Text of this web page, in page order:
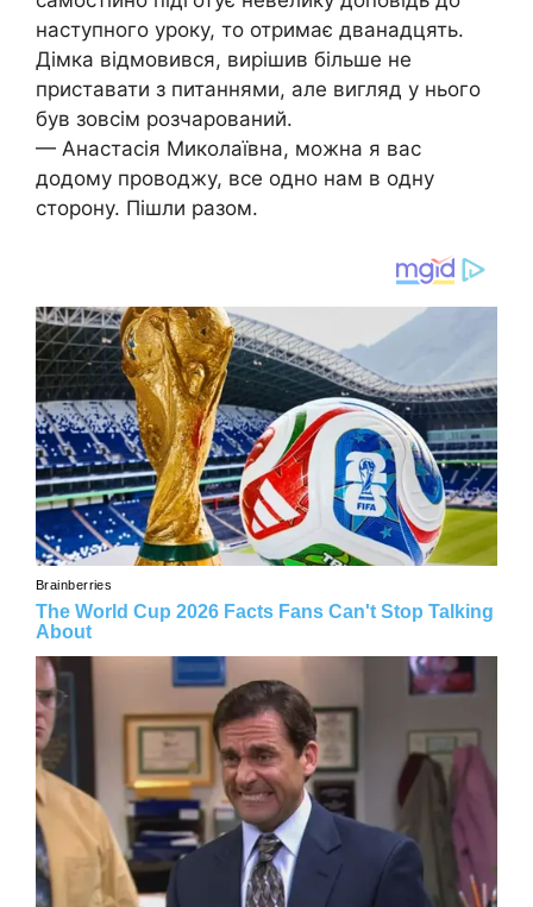
наступного уроку, то отримає дванадцять.
Дімка відмовився, вирішив більше не
приставати з питаннями, але вигляд у нього
був зовсім розчарований.
— Анастасія Миколаївна, можна я вас
додому проводжу, все одно нам в одну
сторону. Пішли разом.